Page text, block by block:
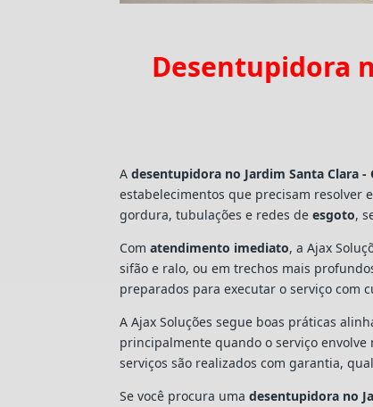
Desentupidora
Adesentupidora no Jardim Santa Clara -
estabelecimentos que precisam resolver
gordura, tubulações e redes deesgoto,
Comatendimento imediato, a Ajax
sifão e ralo, ou em trechos mais
preparados para executar o serviço com
A Ajax Soluções segue boas práticas
principalmente quando o serviço
serviços são realizados com garantia,
Se você procura umadesentupidora no